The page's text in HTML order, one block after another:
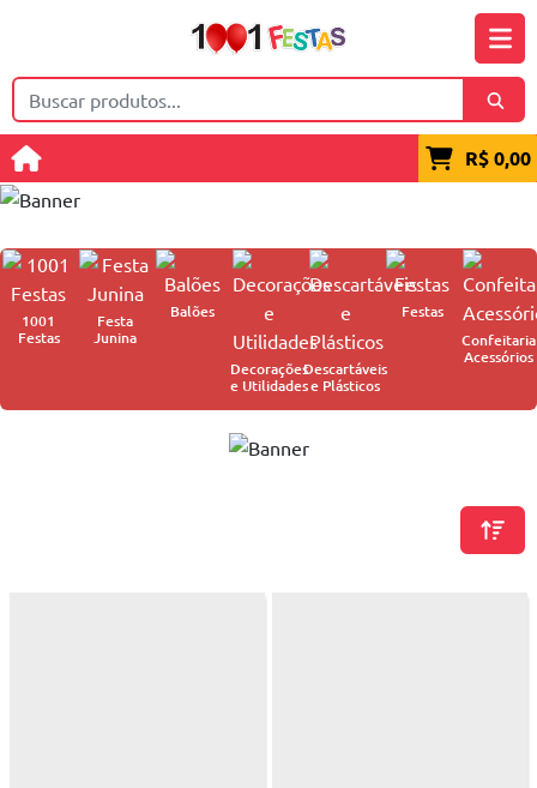
R$ 0,00
1001
Festas
Festa
Junina
Balões
Decorações
e Utilidades
Descartáveis
e Plásticos
Festas
Confeitaria
Acessórios